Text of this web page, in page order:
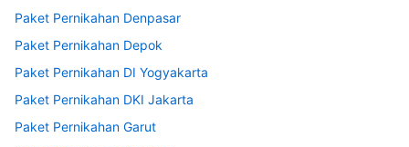
Paket Pernikahan Denpasar
Paket Pernikahan Depok
Paket Pernikahan DI Yogyakarta
Paket Pernikahan DKI Jakarta
Paket Pernikahan Garut